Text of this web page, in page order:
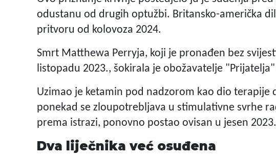
odustanu od drugih optužbi. Britansko-američka
pritvoru od kolovoza 2024.
Smrt Matthewa Perryja, koji je pronađen bez
listopadu 2023., šokirala je obožavatelje
Uzimao je ketamin pod nadzorom kao dio terapije
ponekad se zloupotrebljava u stimulativne svrhe
prema istrazi, ponovno postao ovisan u jesen
Dva liječnika već osuđena